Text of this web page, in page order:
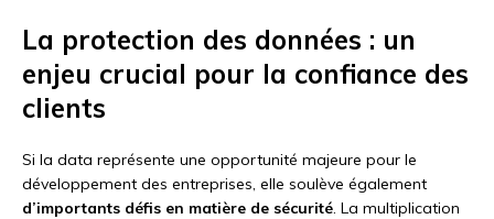
La protection des données : un
enjeu crucial pour la confiance des
clients
Si la data représente une opportunité majeure pour le
développement des entreprises, elle soulève également
d’importants défis en matière de sécurité. La multiplication